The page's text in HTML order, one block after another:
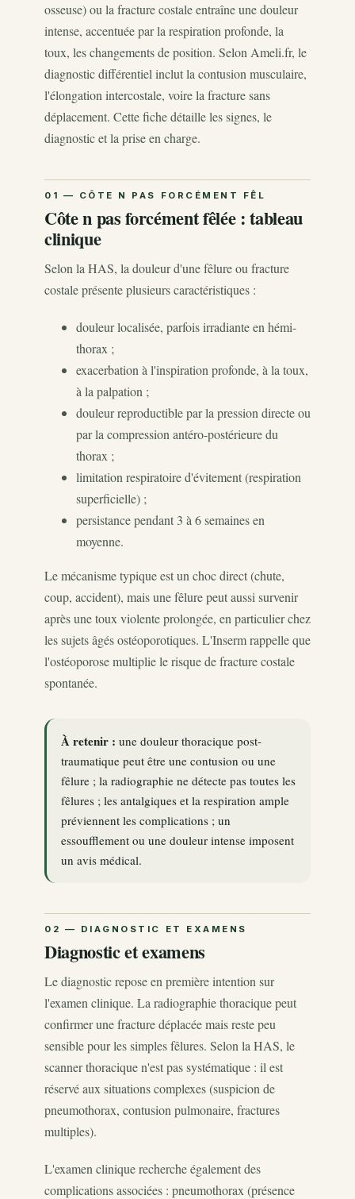
osseuse) ou la fracture costale entraîne une douleur
intense, accentuée par la respiration profonde, la
toux, les changements de position. Selon Ameli.fr, le
diagnostic différentiel inclut la contusion musculaire,
l'élongation intercostale, voire la fracture sans
déplacement. Cette fiche détaille les signes, le
diagnostic et la prise en charge.
Côte n pas forcément fêlée : tableau
clinique
Selon la HAS, la douleur d'une fêlure ou fracture
costale présente plusieurs caractéristiques :
douleur localisée, parfois irradiante en hémi-
thorax ;
exacerbation à l'inspiration profonde, à la toux,
à la palpation ;
douleur reproductible par la pression directe ou
par la compression antéro-postérieure du
thorax ;
limitation respiratoire d'évitement (respiration
superficielle) ;
persistance pendant 3 à 6 semaines en
moyenne.
Le mécanisme typique est un choc direct (chute,
coup, accident), mais une fêlure peut aussi survenir
après une toux violente prolongée, en particulier chez
les sujets âgés ostéoporotiques. L'Inserm rappelle que
l'ostéoporose multiplie le risque de fracture costale
spontanée.
À retenir : une douleur thoracique post-
traumatique peut être une contusion ou une
fêlure ; la radiographie ne détecte pas toutes les
fêlures ; les antalgiques et la respiration ample
préviennent les complications ; un
essoufflement ou une douleur intense imposent
un avis médical.
Diagnostic et examens
Le diagnostic repose en première intention sur
l'examen clinique. La radiographie thoracique peut
confirmer une fracture déplacée mais reste peu
sensible pour les simples fêlures. Selon la HAS, le
scanner thoracique n'est pas systématique : il est
réservé aux situations complexes (suspicion de
pneumothorax, contusion pulmonaire, fractures
multiples).
L'examen clinique recherche également des
complications associées : pneumothorax (présence